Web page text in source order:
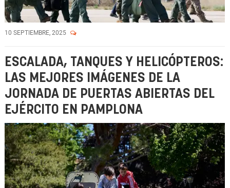
10 SEPTIEMBRE, 2025
ESCALADA, TANQUES Y HELICÓPTEROS:
LAS MEJORES IMÁGENES DE LA
JORNADA DE PUERTAS ABIERTAS DEL
EJÉRCITO EN PAMPLONA